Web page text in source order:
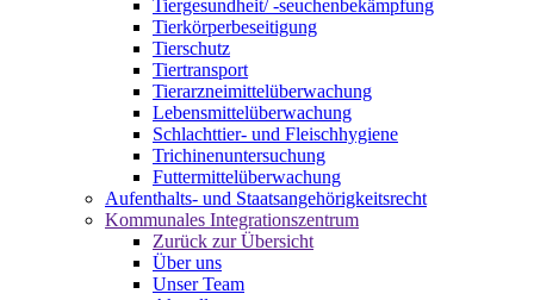
Tiergesundheit/ -seuchenbekämpfung
Tierkörperbeseitigung
Tierschutz
Tiertransport
Tierarzneimittelüberwachung
Lebensmittelüberwachung
Schlachttier- und Fleischhygiene
Trichinenuntersuchung
Futtermittelüberwachung
Aufenthalts- und Staatsangehörigkeitsrecht
Kommunales Integrationszentrum
Zurück zur Übersicht
Über uns
Unser Team